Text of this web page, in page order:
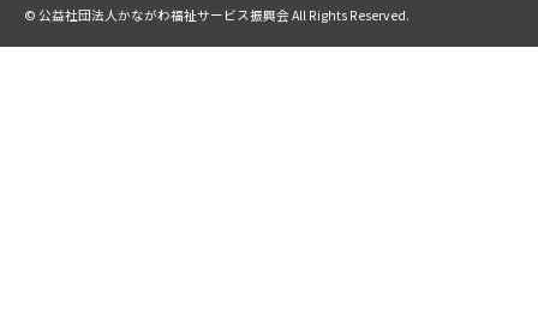
© 公益社団法人かながわ福祉サービス振興会 All Rights Reserved.